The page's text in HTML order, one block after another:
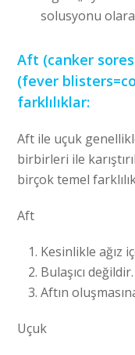
solusyonu
Aft (canker
(fever
farklılıklar:
Aft ile uçuk
birbirleri ile
birçok temel
Aft
Kesinlikle ağız
Bulaşıcı değildir.
Aftın
Uçuk